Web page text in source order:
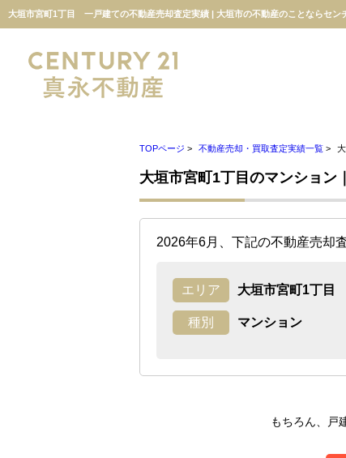
大垣市宮町1丁目 一戸建ての不動産売却査定実績 | 大垣市の不動産のことならセン
TOPページ > 不動産売却・買取査定実績一覧 >
大垣市宮町1丁目のマンション
2026年6月、下記の不動産売却
エリア 大垣市宮町1丁目
種別 マンション
もちろん、戸